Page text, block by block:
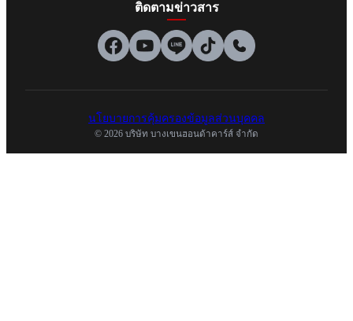
ติดตามข่าวสาร
นโยบายการคุ้มครองข้อมูลส่วนบุคคล
© 2026 บริษัท บางเขนฮอนด้าคาร์ส์ จำกัด